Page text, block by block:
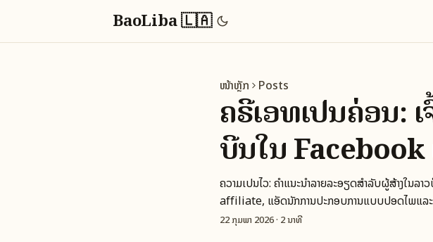
BaoLiba 🇱🇦
ໜ້າຫຼັກ Posts
ຄຣີເອທເປັນຄ່ອນ:
ບີນໃນ
ຄວາມເປັນໄວ: ຄຳແນະນຳລາຍລະອຽດສໍາລັບຜູ້ສ້າງໃນ
affiliate, ແອັດນັກການປະກອບການແບບປອດໄພແລ
22 ກຸມພາ 2026· 2 ນາທີ